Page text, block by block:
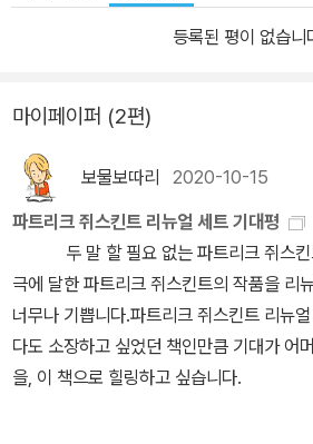
등록된 평이 없습니
마이페이퍼 (2편)
보물보따리 2020-10-15
파트리크 쥐스킨트 리뉴얼 세트 기대평
두 말 할 필요 없는 파트리크 쥐스킨
극에 달한 파트리크 쥐스킨트의 작품을 리
너무나 기쁩니다.파트리크 쥐스킨트 리뉴
다도 소장하고 싶었던 책인만큼 기대가 어
을, 이 책으로 힐링하고 싶습니다.